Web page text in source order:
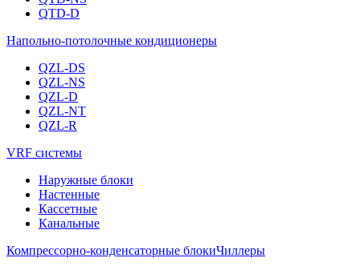
QTD-D
Напольно-потолочные кондиционеры
QZL-DS
QZL-NS
QZL-D
QZL-NT
QZL-R
VRF системы
Наружные блоки
Настенные
Кассетные
Канальные
Компрессорно-конденсаторные блокиЧиллеры